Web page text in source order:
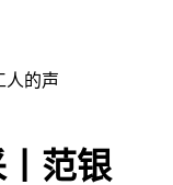
人的声
范银